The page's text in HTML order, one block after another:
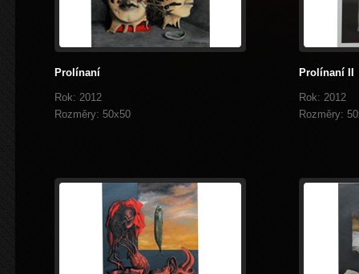
Prolínaní
Rok: 2012
Rozměry: 50x50
Prolínaní II
Rok: 2012
Rozměry: